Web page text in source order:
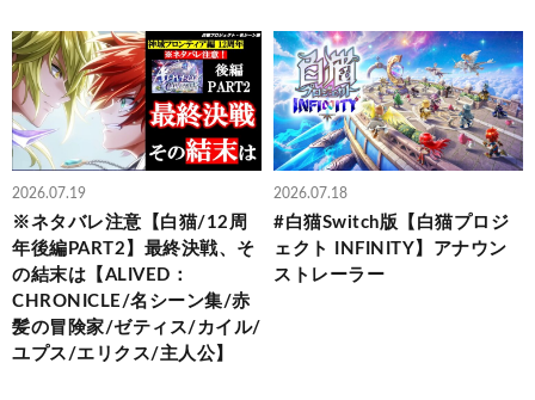
2026.07.19
※ネタバレ注意【白猫/12周
年後編PART2】最終決戦、そ
の結末は【ALIVED：
CHRONICLE/名シーン集/赤
髪の冒険家/ゼティス/カイル/
ユプス/エリクス/主人公】
2026.07.18
#白猫Switch版【白猫プロジ
ェクト INFINITY】アナウン
ストレーラー